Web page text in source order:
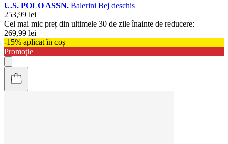
U.S. POLO ASSN. Balerini Bej deschis
253,99 lei
Cel mai mic preț din ultimele 30 de zile înainte de reducere:
269,99 lei
-15% aplicat în coș
Promoţie